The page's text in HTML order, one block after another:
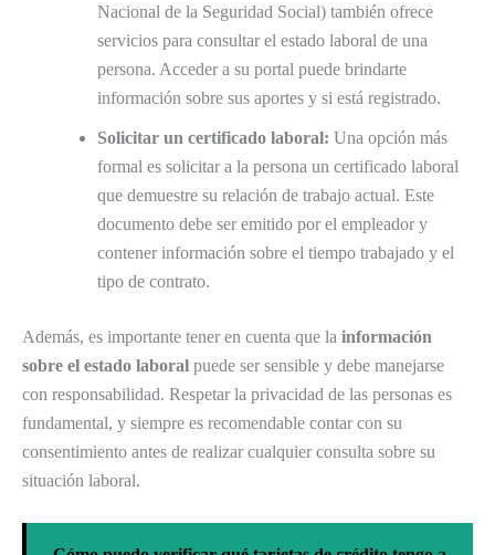
Nacional de la Seguridad Social) también ofrece
servicios para consultar el estado laboral de una
persona. Acceder a su portal puede brindarte
información sobre sus aportes y si está registrado.
Solicitar un certificado laboral: Una opción más
formal es solicitar a la persona un certificado laboral
que demuestre su relación de trabajo actual. Este
documento debe ser emitido por el empleador y
contener información sobre el tiempo trabajado y el
tipo de contrato.
Además, es importante tener en cuenta que la información
sobre el estado laboral puede ser sensible y debe manejarse
con responsabilidad. Respetar la privacidad de las personas es
fundamental, y siempre es recomendable contar con su
consentimiento antes de realizar cualquier consulta sobre su
situación laboral.